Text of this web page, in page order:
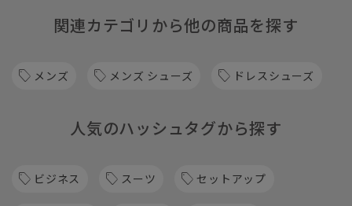
関連カテゴリから他の商品を探す
メンズ メンズ シューズ ドレスシューズ
人気のハッシュタグから探す
ビジネス スーツ セットアップ